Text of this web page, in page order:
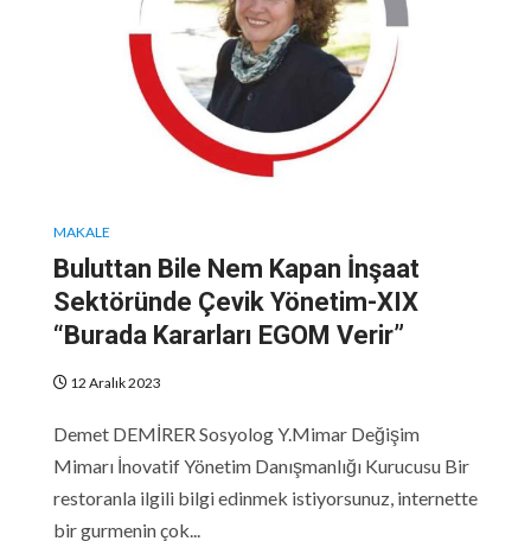
MAKALE
Buluttan Bile Nem Kapan İnşaat
Sektöründe Çevik Yönetim-XIX
“Burada Kararları EGOM Verir”
12 Aralık 2023
Demet DEMİRER Sosyolog Y.Mimar Değişim
Mimarı İnovatif Yönetim Danışmanlığı Kurucusu Bir
restoranla ilgili bilgi edinmek istiyorsunuz, internette
bir gurmenin çok...